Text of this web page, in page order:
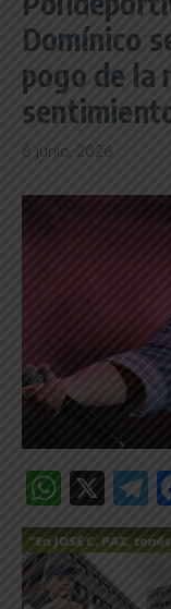
Domínico
pogo de la
6 junio, 2026
X